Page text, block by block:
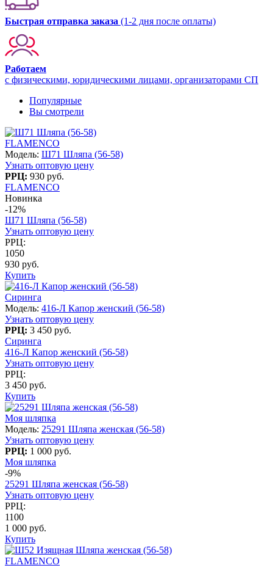
Быстрая отправка заказа (1-2 дня после оплаты)
Работаем
с физическими, юридическими лицами, организаторами СП
Популярные
Вы смотрели
FLAMENCO
Модель: Ш71 Шляпа (56-58)
Узнать оптовую цену
РРЦ: 930 руб.
FLAMENCO
Новинка
-12%
Ш71 Шляпа (56-58)
Узнать оптовую цену
РРЦ:
1050
930 руб.
Купить
Сиринга
Модель: 416-Л Капор женский (56-58)
Узнать оптовую цену
РРЦ: 3 450 руб.
Сиринга
416-Л Капор женский (56-58)
Узнать оптовую цену
РРЦ:
3 450 руб.
Купить
Моя шляпка
Модель: 25291 Шляпа женская (56-58)
Узнать оптовую цену
РРЦ: 1 000 руб.
Моя шляпка
-9%
25291 Шляпа женская (56-58)
Узнать оптовую цену
РРЦ:
1100
1 000 руб.
Купить
FLAMENCO